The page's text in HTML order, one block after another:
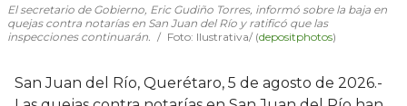
El secretario de Gobierno, Eric Gudiño Torres, informó sobre la baja en
quejas contra notarías en San Juan del Río y ratificó que las
inspecciones continuarán.
Foto: Ilustrativa/ (depositphotos)
San Juan del Río, Querétaro, 5 de agosto de 2026.-